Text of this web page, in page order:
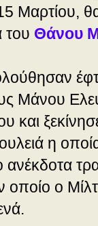
Μαρτίου,
του Θάνου
Μάνου
και
η
οποίο ο